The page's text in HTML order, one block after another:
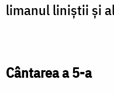
limanul liniştii şi
Cântarea a 5-a